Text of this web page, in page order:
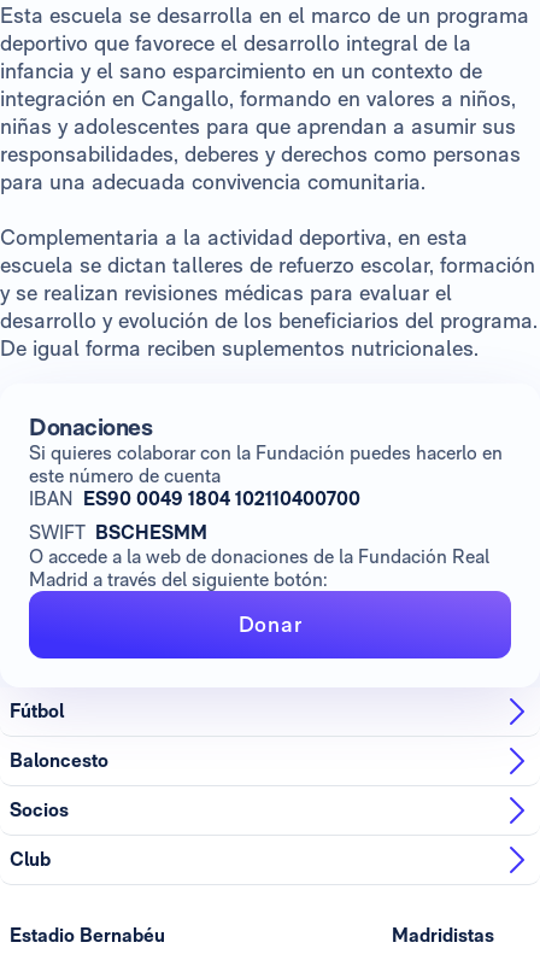
Esta escuela se desarrolla en el marco de un programa
deportivo que favorece el desarrollo integral de la
infancia y el sano esparcimiento en un contexto de
integración en Cangallo, formando en valores a niños,
niñas y adolescentes para que aprendan a asumir sus
responsabilidades, deberes y derechos como personas
para una adecuada convivencia comunitaria.
Complementaria a la actividad deportiva, en esta
escuela se dictan talleres de refuerzo escolar, formación
y se realizan revisiones médicas para evaluar el
desarrollo y evolución de los beneficiarios del programa.
De igual forma reciben suplementos nutricionales.
Donaciones
Si quieres colaborar con la Fundación puedes hacerlo en
este número de cuenta
IBAN ES90 0049 1804 102110400700
SWIFT BSCHESMM
O accede a la web de donaciones de la Fundación Real
Madrid a través del siguiente botón:
Donar
Fútbol
Baloncesto
Socios
Club
Estadio Bernabéu Madridistas